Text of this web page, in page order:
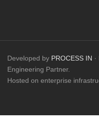
Developed by PROCESS IN
Engineering Partner.
Hosted on enterprise